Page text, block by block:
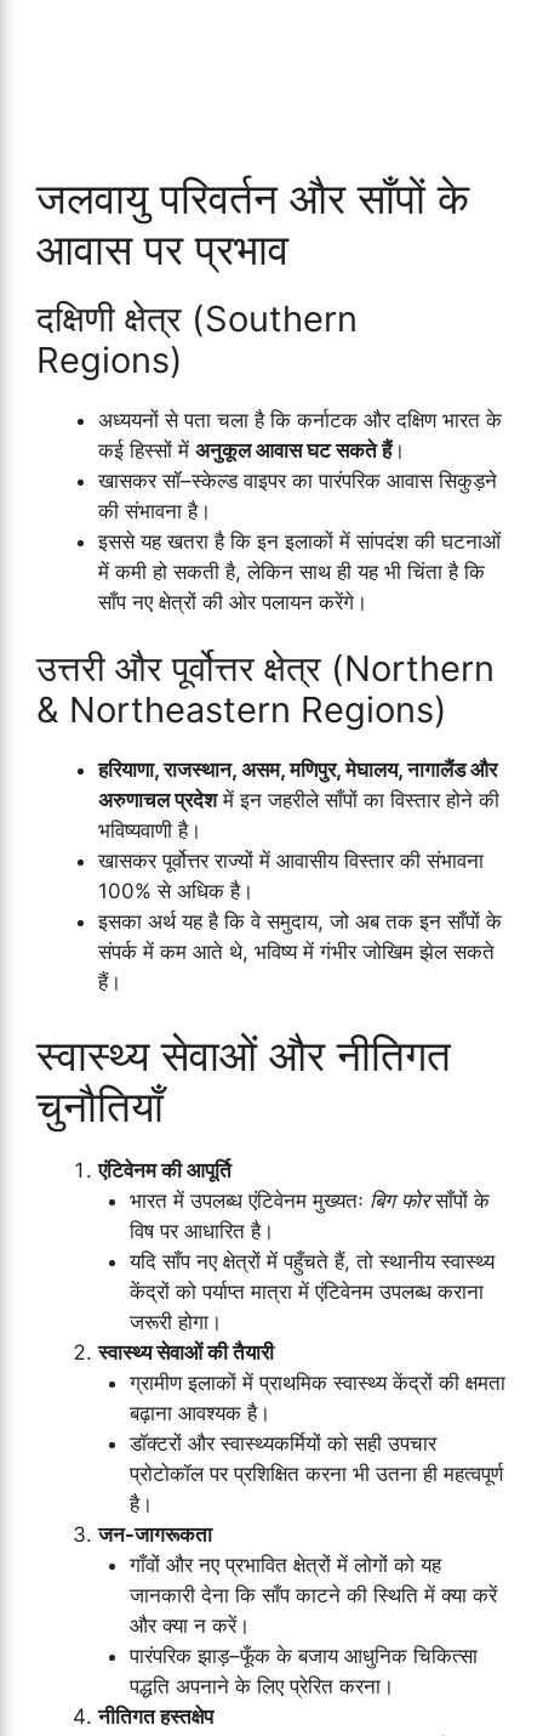
जलवायु परिवर्तन और साँपों के
आवास पर प्रभाव
दक्षिणी क्षेत्र (Southern
Regions)
अध्ययनों से पता चला है कि कर्नाटक और दक्षिण भारत के
कई हिस्सों में अनुकूल आवास घट सकते हैं।
खासकर सॉ–स्केल्ड वाइपर का पारंपरिक आवास सिकुड़ने
की संभावना है।
इससे यह खतरा है कि इन इलाकों में सांपदंश की घटनाओं
में कमी हो सकती है, लेकिन साथ ही यह भी चिंता है कि
साँप नए क्षेत्रों की ओर पलायन करेंगे।
उत्तरी और पूर्वोत्तर क्षेत्र (Northern
& Northeastern Regions)
हरियाणा, राजस्थान, असम, मणिपुर, मेघालय, नागालैंड और
अरुणाचल प्रदेशमें इन जहरीले साँपों का विस्तार होने की
भविष्यवाणी है।
खासकर पूर्वोत्तर राज्यों में आवासीय विस्तार की संभावना
100% से अधिक है।
इसका अर्थ यह है कि वे समुदाय, जो अब तक इन साँपों के
संपर्क में कम आते थे, भविष्य में गंभीर जोखिम झेल सकते
हैं।
स्वास्थ्य सेवाओं और नीतिगत
चुनौतियाँ
एंटिवेनम की आपूर्ति
भारत में उपलब्ध एंटिवेनम मुख्यतः बिग फोरसाँपों के
विष पर आधारित है।
यदि साँप नए क्षेत्रों में पहुँचते हैं, तो स्थानीय स्वास्थ्य
केंद्रों को पर्याप्त मात्रा में एंटिवेनम उपलब्ध कराना
जरूरी होगा।
स्वास्थ्य सेवाओं की तैयारी
ग्रामीण इलाकों में प्राथमिक स्वास्थ्य केंद्रों की क्षमता
बढ़ाना आवश्यक है।
डॉक्टरों और स्वास्थ्यकर्मियों को सही उपचार
प्रोटोकॉल पर प्रशिक्षित करना भी उतना ही महत्वपूर्ण
है।
जन-जागरूकता
गाँवों और नए प्रभावित क्षेत्रों में लोगों को यह
जानकारी देना कि साँप काटने की स्थिति में क्या करें
और क्या न करें।
पारंपरिक झाड़–फूँक के बजाय आधुनिक चिकित्सा
पद्धति अपनाने के लिए प्रेरित करना।
नीतिगत हस्तक्षेप